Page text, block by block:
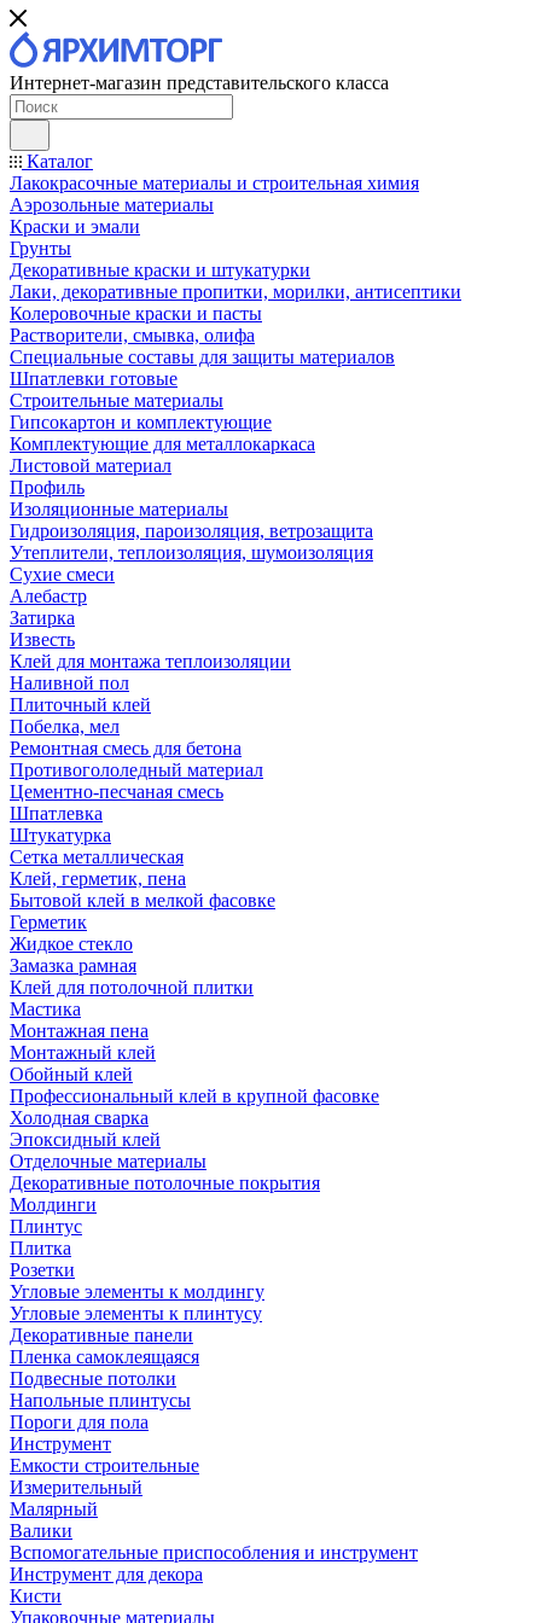
Интернет-магазин представительского класса
Каталог
Лакокрасочные материалы и строительная химия
Аэрозольные материалы
Краски и эмали
Грунты
Декоративные краски и штукатурки
Лаки, декоративные пропитки, морилки, антисептики
Колеровочные краски и пасты
Растворители, смывка, олифа
Специальные составы для защиты материалов
Шпатлевки готовые
Строительные материалы
Гипсокартон и комплектующие
Комплектующие для металлокаркаса
Листовой материал
Профиль
Изоляционные материалы
Гидроизоляция, пароизоляция, ветрозащита
Утеплители, теплоизоляция, шумоизоляция
Сухие смеси
Алебастр
Затирка
Известь
Клей для монтажа теплоизоляции
Наливной пол
Плиточный клей
Побелка, мел
Ремонтная смесь для бетона
Противогололедный материал
Цементно-песчаная смесь
Шпатлевка
Штукатурка
Сетка металлическая
Клей, герметик, пена
Бытовой клей в мелкой фасовке
Герметик
Жидкое стекло
Замазка рамная
Клей для потолочной плитки
Мастика
Монтажная пена
Монтажный клей
Обойный клей
Профессиональный клей в крупной фасовке
Холодная сварка
Эпоксидный клей
Отделочные материалы
Декоративные потолочные покрытия
Молдинги
Плинтус
Плитка
Розетки
Угловые элементы к молдингу
Угловые элементы к плинтусу
Декоративные панели
Пленка самоклеящаяся
Подвесные потолки
Напольные плинтусы
Пороги для пола
Инструмент
Емкости строительные
Измерительный
Малярный
Валики
Вспомогательные приспособления и инструмент
Инструмент для декора
Кисти
Упаковочные материалы